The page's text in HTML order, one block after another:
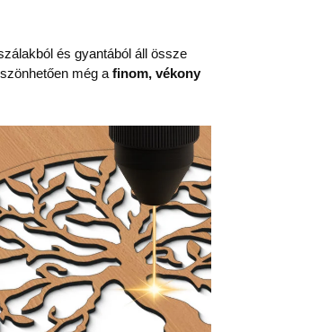
és gyantából áll össze
még a finom, vékony